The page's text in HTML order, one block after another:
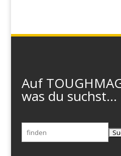
Auf
was du suchst...
Suchen
nach: